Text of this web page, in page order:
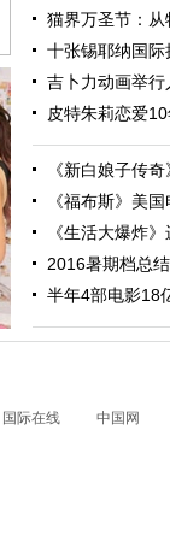
猫界万圣节：
十张锡耶纳国
吉卜力动画举
皮特朱莉恋爱
《新白娘子传
《福布斯》美
《生活大爆炸
2016暑期档总
半年4部电影18
国际在线 中国网